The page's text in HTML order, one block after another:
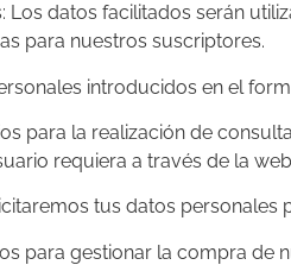
Los datos facilitados serán
para nuestros suscriptores.
introducidos en el
para la realización de
requiera a través de la
tus datos
para gestionar la compra